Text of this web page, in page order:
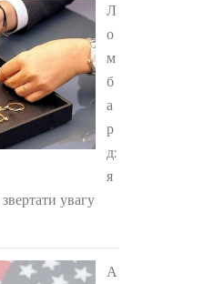
Л
о
м
б
а
р
д:
я
увагу
А